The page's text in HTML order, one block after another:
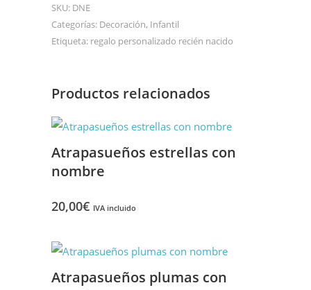
natalicio
cantidad
SKU: DNE
Categorías: Decoración, Infantil
Etiqueta: regalo personalizado recién nacido
Productos relacionados
Atrapasueños estrellas con
nombre
20,00€ IVA incluido
Atrapasueños plumas con